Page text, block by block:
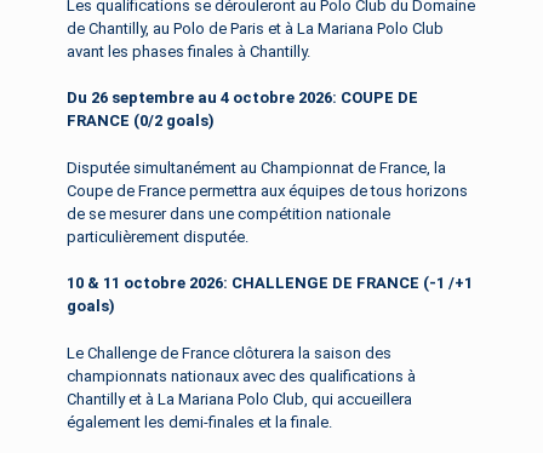
Les qualifications se dérouleront au Polo Club du Domaine
de Chantilly, au Polo de Paris et à La Mariana Polo Club
avant les phases finales à Chantilly.
Du 26 septembre au 4 octobre 2026: COUPE DE
FRANCE (0/2 goals)
Disputée simultanément au Championnat de France, la
Coupe de France permettra aux équipes de tous horizons
de se mesurer dans une compétition nationale
particulièrement disputée.
10 & 11 octobre 2026: CHALLENGE DE FRANCE (-1 /+1
goals)
Le Challenge de France clôturera la saison des
championnats nationaux avec des qualifications à
Chantilly et à La Mariana Polo Club, qui accueillera
également les demi-finales et la finale.